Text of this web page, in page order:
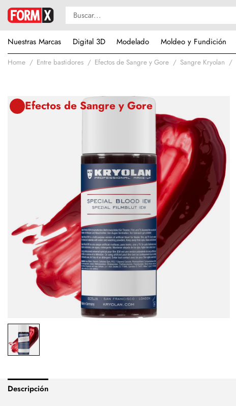
Nuestras Marcas
Digital 3D Modelado Moldeo y Fundición
Home Entre bastidores Efectos de Sangre y Gore Sangre Kryolan
Efectos de Sangre y Gore
Descripción